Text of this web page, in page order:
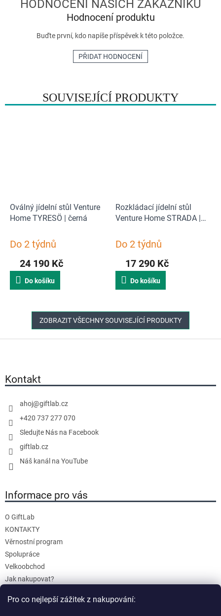
Pro co nejlepší zážitek z nakupování:
SOUVISEJÍCÍ PRODUKTY
Oválný jídelní stůl Venture
Home TYRESÖ | černá
Do 2 týdnů
24 190 Kč
Do košíku
Rozkládací jídelní stůl
Venture Home STRADA |
Do 2 týdnů
17 290 Kč
Do košíku
ZOBRAZIT VŠECHNY SOUVISEJÍCÍ PRODUKTY
Hodnocení produktu
Buďte první, kdo napíše příspěvek k této položce.
PŘIDAT HODNOCENÍ
Kontakt
ahoj@giftlab.cz
+420 737 277 070
Sledujte Nás na Facebook
giftlab.cz
Náš kanál na YouTube
Informace pro vás
O GiftLab
KONTAKTY
Věrnostní program
Spolupráce
Velkoobchod
Jak nakupovat?
Reklamace a Vrácení